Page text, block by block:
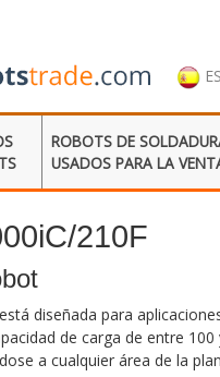
ES
ROBOTS DE
USADOS ​​PARA LA
210F
está diseñada para
de carga de entre
a cualquier área de la